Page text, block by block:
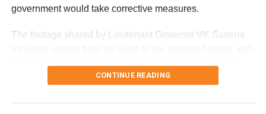
government would take corrective measures.
The footage shared by Lieutenant Governor VK Saxena
Delhi government to tackle these “hellish conditions” and
the local population.
CONTINUE READING